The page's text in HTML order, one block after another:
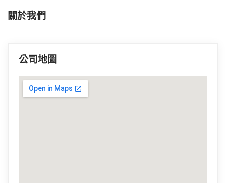
關於我們
公司地圖